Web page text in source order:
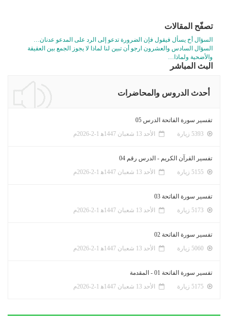
تصفّح المقالات
السؤال أخ يسأل فيقول فإن الضرورة تدعو إلى الرد على المدعو عدنان…
السؤال السادس والعشرون ارجو أن تبين لنا لماذا لا يجوز الجمع بين العقيقة
والأضحية ولماذا…
البث المباشر
أحدث الدروس والمحاضرات
تفسير سورة الفاتحة الدرس 05
الأحد 13 شعبان 1447ﻫ 1-2-2026م
تفسير القرآن الكريم - الدرس رقم 04
الأحد 13 شعبان 1447ﻫ 1-2-2026م
تفسير سورة الفاتحة 03
الأحد 13 شعبان 1447ﻫ 1-2-2026م
تفسير سورة الفاتحة 02
الأحد 13 شعبان 1447ﻫ 1-2-2026م
تفسير سورة الفاتحة 01 - المقدمة
الأحد 13 شعبان 1447ﻫ 1-2-2026م